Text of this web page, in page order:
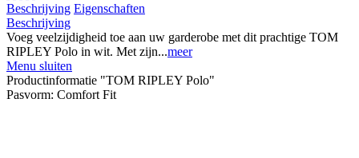
Beschrijving Eigenschaften
Beschrijving
Voeg veelzijdigheid toe aan uw garderobe met dit prachtige TOM
RIPLEY Polo in wit. Met zijn...meer
Menu sluiten
Productinformatie "TOM RIPLEY Polo"
Pasvorm: Comfort Fit